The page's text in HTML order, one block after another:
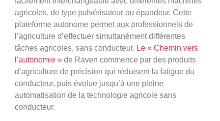
agricoles, de type pulvérisateur ou épandeur. Cette
plateforme autonome permet aux professionnels de
l’agriculture d’effectuer simultanément différentes
tâches agricoles, sans conducteur. Le « Chemin vers
l’autonomie » de Raven commence par des produits
d’agriculture de précision qui réduisent la fatigue du
conducteur, puis évolue jusqu’à une pleine
automatisation de la technologie agricole sans
conducteur.